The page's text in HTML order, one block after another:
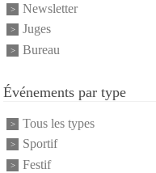
Newsletter
Juges
Bureau
Événements par type
Tous les types
Sportif
Festif